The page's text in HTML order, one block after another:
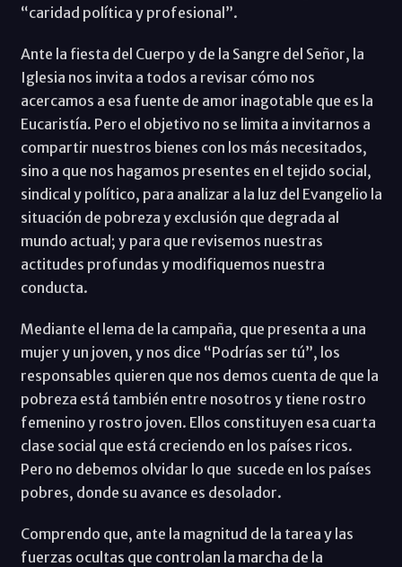
“caridad política y profesional”.
Ante la fiesta del Cuerpo y de la Sangre del Señor, la
Iglesia nos invita a todos a revisar cómo nos
acercamos a esa fuente de amor inagotable que es la
Eucaristía. Pero el objetivo no se limita a invitarnos a
compartir nuestros bienes con los más necesitados,
sino a que nos hagamos presentes en el tejido social,
sindical y político, para analizar a la luz del Evangelio la
situación de pobreza y exclusión que degrada al
mundo actual; y para que revisemos nuestras
actitudes profundas y modifiquemos nuestra
conducta.
Mediante el lema de la campaña, que presenta a una
mujer y un joven, y nos dice “Podrías ser tú”, los
responsables quieren que nos demos cuenta de que la
pobreza está también entre nosotros y tiene rostro
femenino y rostro joven. Ellos constituyen esa cuarta
clase social que está creciendo en los países ricos.
Pero no debemos olvidar lo que sucede en los países
pobres, donde su avance es desolador.
Comprendo que, ante la magnitud de la tarea y las
fuerzas ocultas que controlan la marcha de la